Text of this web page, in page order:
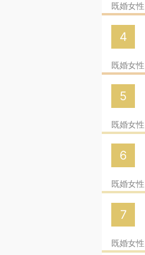
既婚女性
4
既婚女性
5
既婚女性
6
既婚女性
7
既婚女性